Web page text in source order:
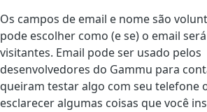
Os campos de email e nome são
pode escolher como (e se) o email
visitantes. Email pode ser usado pelos
desenvolvedores do Gammu para
queiram testar algo com seu telefone
esclarecer algumas coisas que você